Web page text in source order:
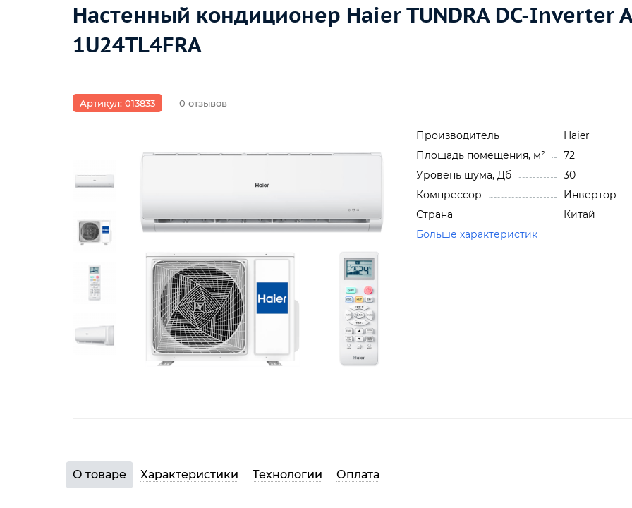
Настенный кондиционер Haier TUNDRA DC-Inverter
1U24TL4FRA
Артикул: 013833 0 отзывов
Производитель
Haier
Площадь помещения, м²
72
Уровень шума, Дб
30
Компрессор
Инвертор
Страна
Китай
Больше характеристик
О товаре Характеристики Технологии Оплата